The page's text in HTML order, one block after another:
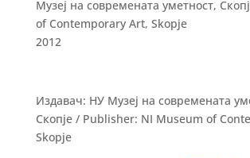
Музеј на современата уметност,
of Contemporary Art, Skopje
2012
Издавач: НУ Музеј на современата
Скопје / Publisher: NI Museum of
Skopje